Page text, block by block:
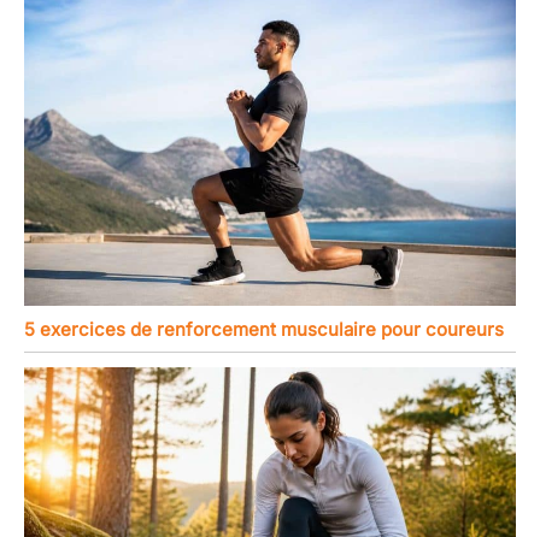
5 exercices de renforcement musculaire pour coureurs